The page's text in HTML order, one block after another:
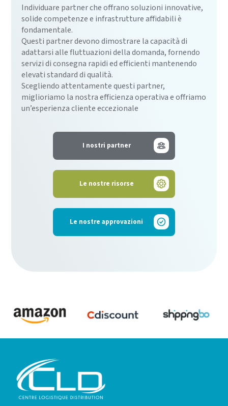
Individuare partner che offrano soluzioni innovative,
solide competenze e infrastrutture affidabili è
fondamentale.
Questi partner devono dimostrare la capacità di
adattarsi alle fluttuazioni della domanda, fornendo
servizi di consegna rapidi ed efficienti mantenendo
elevati standard di qualità.
Scegliendo attentamente questi partner,
miglioriamo la nostra efficienza operativa e offriamo
un’esperienza cliente eccezionale
I nostri partner
Le nostre risorse
Le nostre approvazioni